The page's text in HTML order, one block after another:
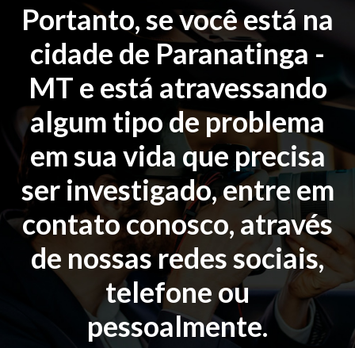
Portanto, se você está na
cidade de Paranatinga -
MT e está atravessando
algum tipo de problema
em sua vida que precisa
ser investigado, entre em
contato conosco, através
de nossas redes sociais,
telefone ou
pessoalmente.